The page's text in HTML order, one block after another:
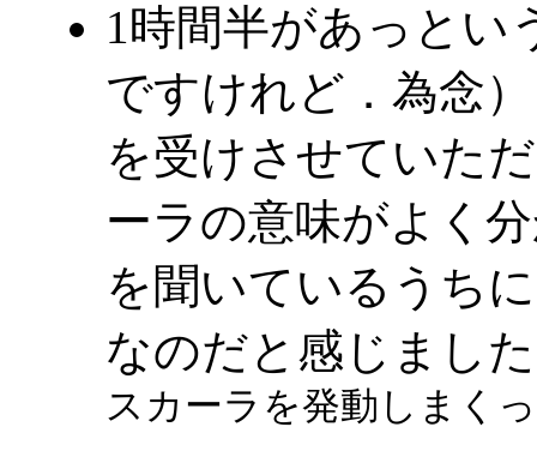
1時間半があっとい
ですけれど．為念
を受けさせていた
ーラの意味がよく
を聞いているうち
なのだと感じまし
スカーラを発動しまく